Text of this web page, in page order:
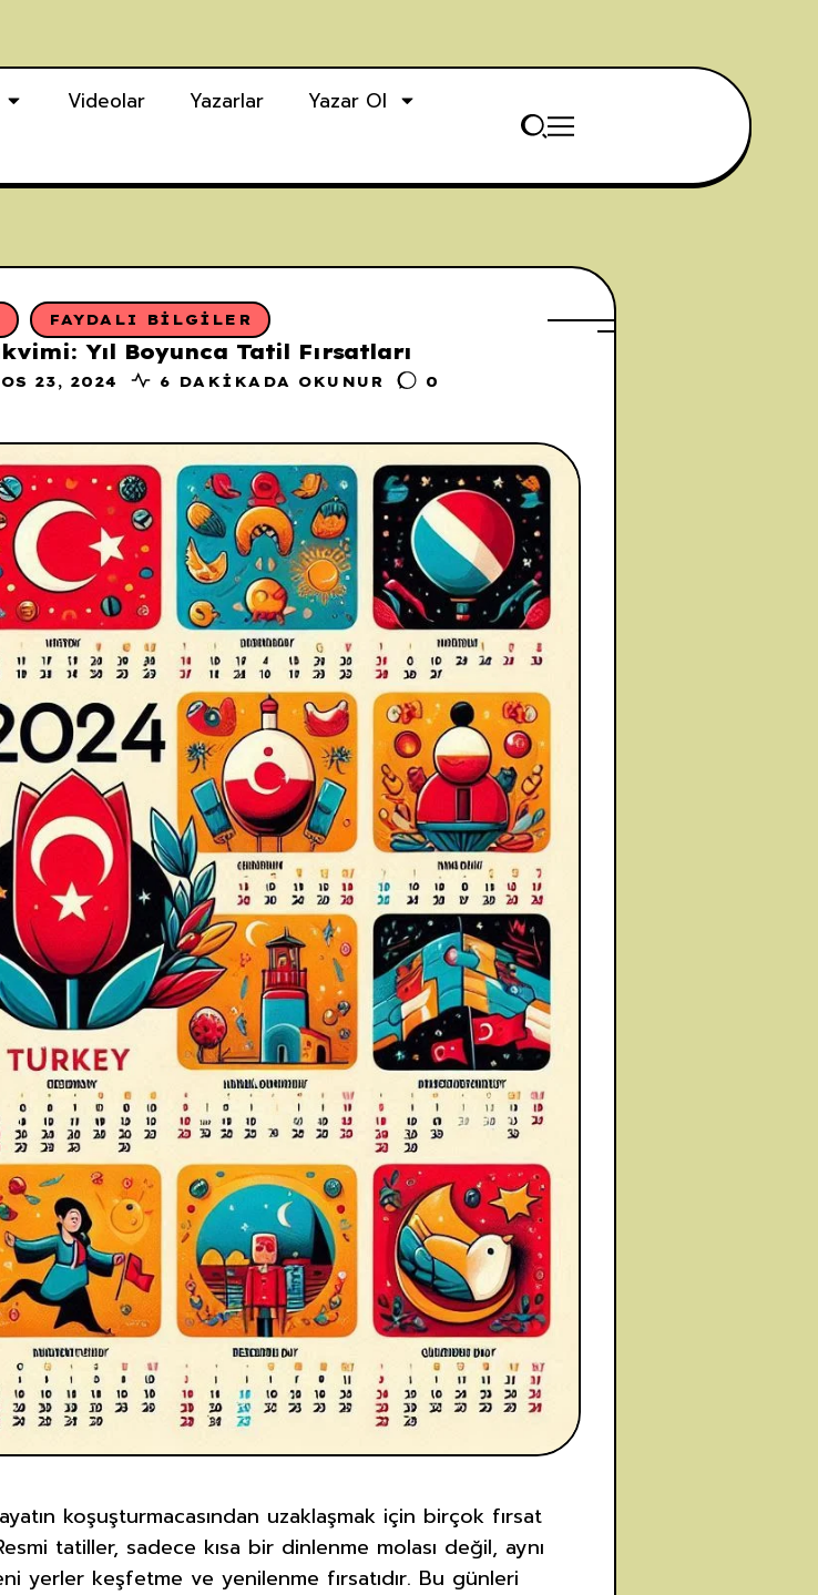
Videolar Yazarlar
Yazar Ol
FAYDALI BILGILER
Yıl Boyunca Tatil Fırsatları
23, 2024 6 DAKIKADA OKUNUR 0
koşuşturmacasından uzaklaşmak için birçok fırsat
tatiller, sadece kısa bir dinlenme molası değil, aynı
yerler keşfetme ve yenilenme fırsatıdır. Bu günleri